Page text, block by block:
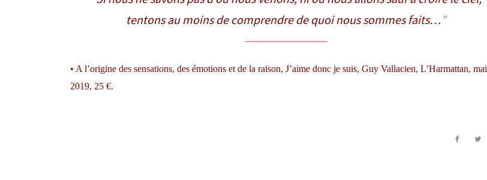
tentons au moins de comprendre de quoi nous sommes faits…
• A l’origine des sensations, des émotions et de la raison, J’aime donc je suis, Guy Vallacien, L’Harmattan, mai
2019, 25 €.